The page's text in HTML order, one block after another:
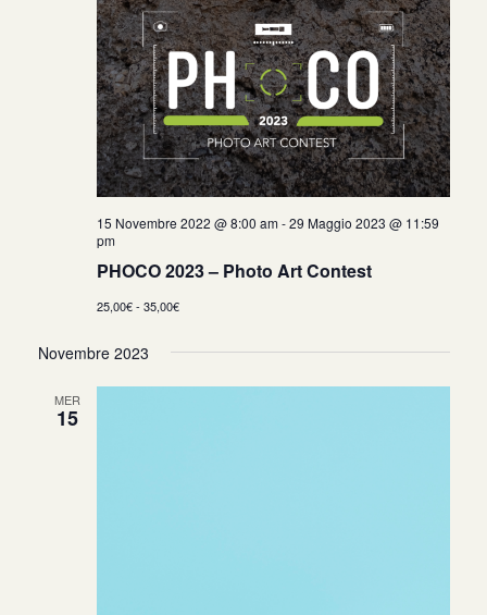
15 Novembre 2022 @ 8:00 am-29 Maggio 2023 @ 11:59
pm
PHOCO 2023 – Photo Art Contest
25,00€ - 35,00€
Novembre 2023
MER
15